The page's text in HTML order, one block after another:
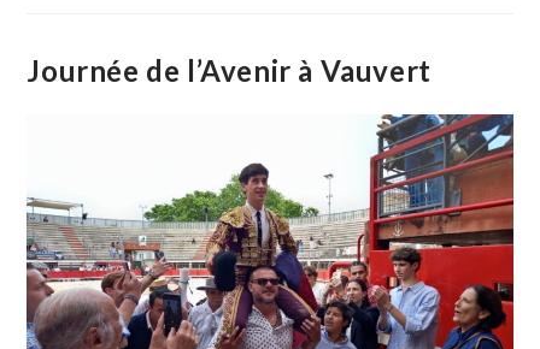
Du
Scamandre
Vigne
Au
Pinceau »
Journée de l’Avenir à Vauvert